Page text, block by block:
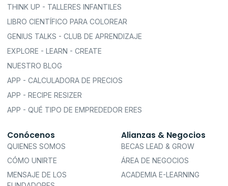
THINK UP - TALLERES INFANTILES
LIBRO CIENTÍFICO PARA COLOREAR
GENIUS TALKS - CLUB DE APRENDIZAJE
EXPLORE - LEARN - CREATE
NUESTRO BLOG
APP - CALCULADORA DE PRECIOS
APP - RECIPE RESIZER
APP - QUÉ TIPO DE EMPREDEDOR ERES
Conócenos
QUIENES SOMOS
CÓMO UNIRTE
MENSAJE DE LOS
Alianzas & Negocios
BECAS LEAD & GROW
ÁREA DE NEGOCIOS
ACADEMIA E-LEARNING